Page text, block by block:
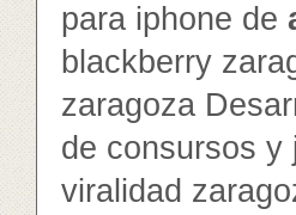
para iphone de
blackberry
zaragoza
de consursos y
viralidad